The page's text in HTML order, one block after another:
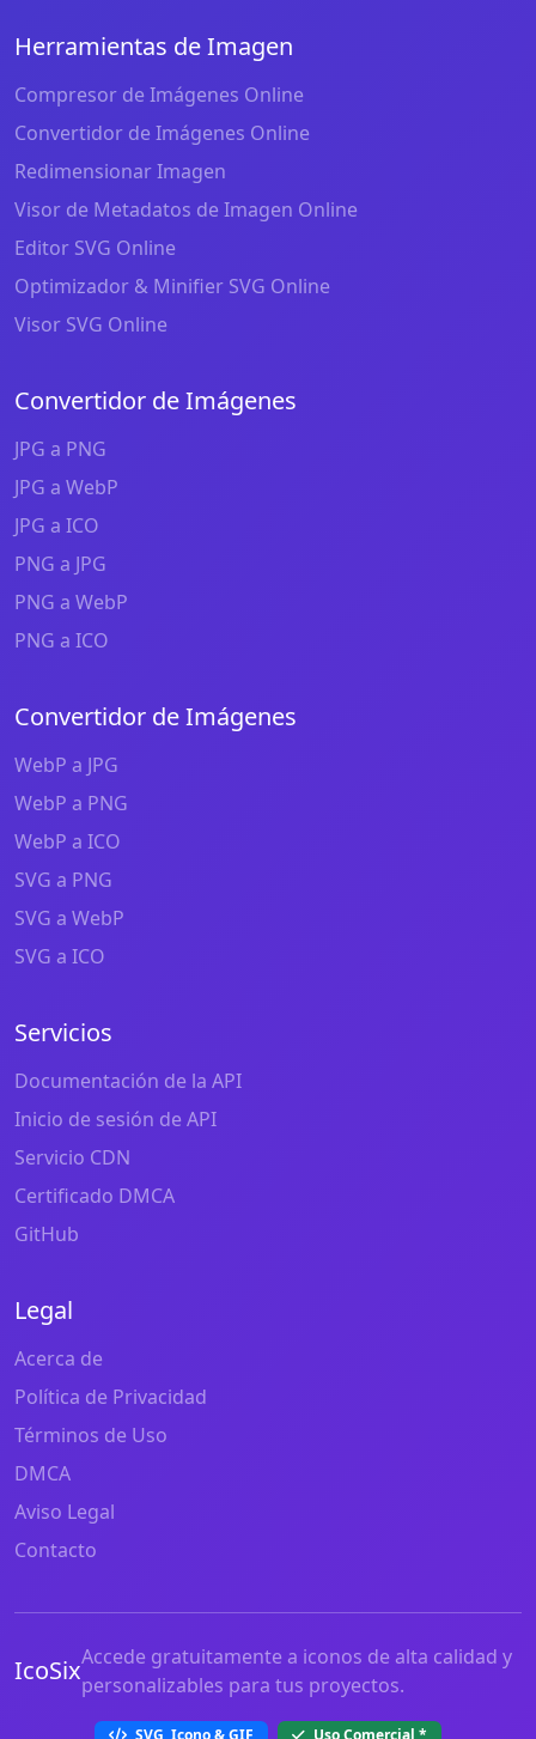
Herramientas de Imagen
Compresor de Imágenes Online
Convertidor de Imágenes Online
Redimensionar Imagen
Visor de Metadatos de Imagen Online
Editor SVG Online
Optimizador & Minifier SVG Online
Visor SVG Online
Convertidor de Imágenes
JPG a PNG
JPG a WebP
JPG a ICO
PNG a JPG
PNG a WebP
PNG a ICO
Convertidor de Imágenes
WebP a JPG
WebP a PNG
WebP a ICO
SVG a PNG
SVG a WebP
SVG a ICO
Servicios
Documentación de la API
Inicio de sesión de API
Servicio CDN
Certificado DMCA
GitHub
Legal
Acerca de
Política de Privacidad
Términos de Uso
DMCA
Aviso Legal
Contacto
IcoSixAccede gratuitamente a iconos de alta calidad y
personalizables para tus proyectos.